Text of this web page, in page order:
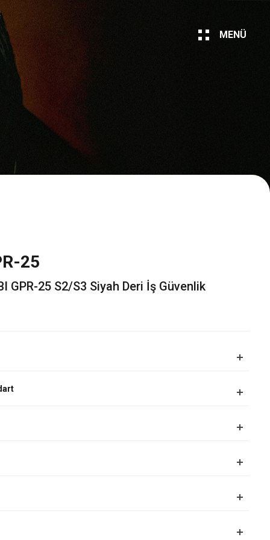
MENÜ
25
GPR-25 S2/S3 Siyah Deri İş Güvenlik